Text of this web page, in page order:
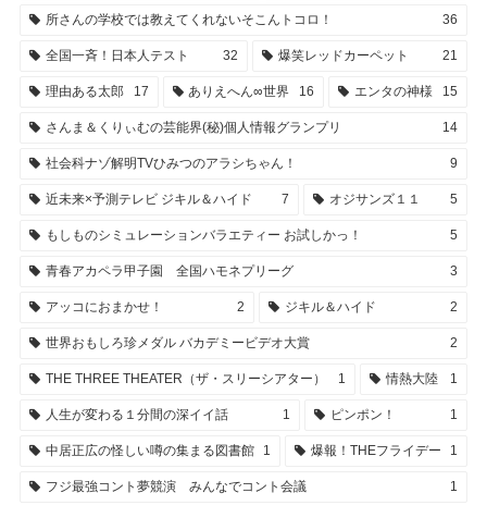
所さんの学校では教えてくれないそこんトコロ！ 36
全国一斉！日本人テスト 32 爆笑レッドカーペット 21
理由ある太郎 17 ありえへん∞世界 16 エンタの神様 15
さんま＆くりぃむの芸能界(秘)個人情報グランプリ 14
社会科ナゾ解明TVひみつのアラシちゃん！ 9
近未来×予測テレビ ジキル＆ハイド 7 オジサンズ１１ 5
もしものシミュレーションバラエティー お試しかっ！ 5
青春アカペラ甲子園 全国ハモネプリーグ 3
アッコにおまかせ！ 2 ジキル＆ハイド 2
世界おもしろ珍メダル バカデミービデオ大賞 2
THE THREE THEATER（ザ・スリーシアター） 1 情熱大陸 1
人生が変わる１分間の深イイ話 1 ピンポン！ 1
中居正広の怪しい噂の集まる図書館 1 爆報！THEフライデー 1
フジ最強コント夢競演 みんなでコント会議 1